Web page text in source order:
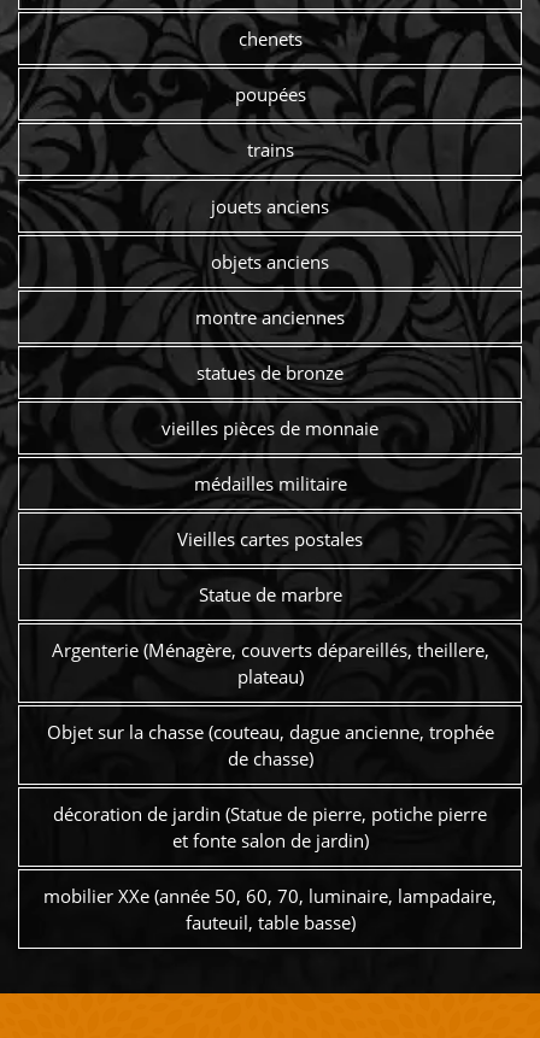
chenets
poupées
trains
jouets anciens
objets anciens
montre anciennes
statues de bronze
vieilles pièces de monnaie
médailles militaire
Vieilles cartes postales
Statue de marbre
Argenterie (Ménagère, couverts dépareillés, theillere,
plateau)
Objet sur la chasse (couteau, dague ancienne, trophée
de chasse)
décoration de jardin (Statue de pierre, potiche pierre
et fonte salon de jardin)
mobilier XXe (année 50, 60, 70, luminaire, lampadaire,
fauteuil, table basse)